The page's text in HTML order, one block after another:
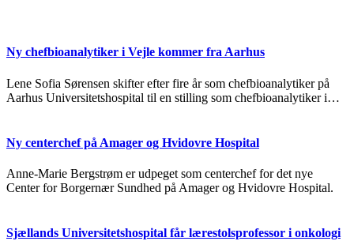
Ny chefbioanalytiker i Vejle kommer fra Aarhus
Lene Sofia Sørensen skifter efter fire år som chefbioanalytiker på
Aarhus Universitetshospital til en stilling som chefbioanalytiker i…
Ny centerchef på Amager og Hvidovre Hospital
Anne-Marie Bergstrøm er udpeget som centerchef for det nye
Center for Borgernær Sundhed på Amager og Hvidovre Hospital.
Sjællands Universitetshospital får lærestolsprofessor i onkologi